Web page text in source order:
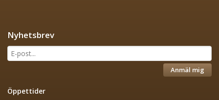
Nyhetsbrev
Anmäl mig
Öppettider